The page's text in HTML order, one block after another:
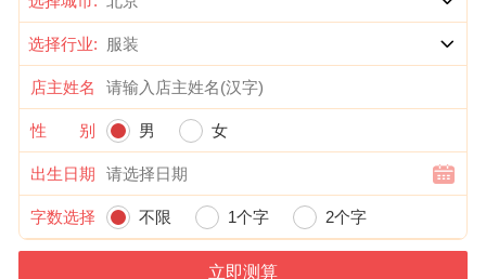
选择行业:
店主姓名
性 别 男 女
出生日期
字数选择 不限 1个字 2个字